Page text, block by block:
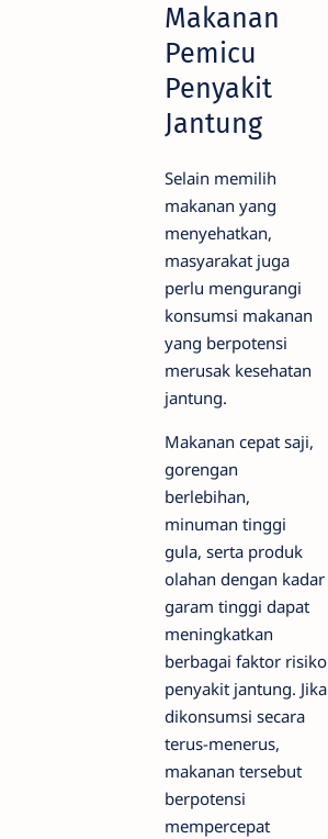
Makanan
Pemicu
Penyakit
Jantung
Selain memilih
makanan yang
menyehatkan,
masyarakat juga
perlu mengurangi
konsumsi makanan
yang berpotensi
merusak kesehatan
jantung.
Makanan cepat saji,
gorengan
berlebihan,
minuman tinggi
gula, serta produk
olahan dengan kadar
garam tinggi dapat
meningkatkan
berbagai faktor risiko
penyakit jantung. Jika
dikonsumsi secara
terus-menerus,
makanan tersebut
berpotensi
mempercepat